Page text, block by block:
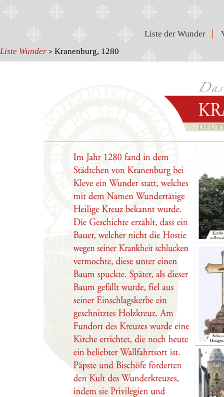
Liste Wunder > Kranenburg, 1280
Liste der Wunder |